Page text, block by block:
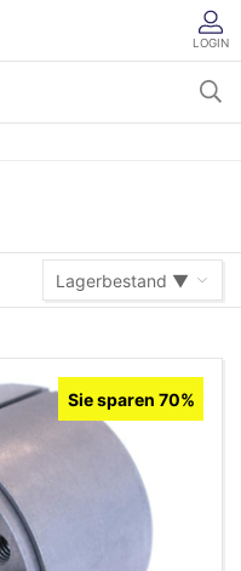
LOGIN
Lagerbestand ▼
Warennummer (A-Z)
Name (A-Z)
Sie sparen 70%